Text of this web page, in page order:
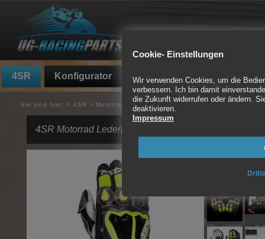
Cookie- Einstellungen
Wir verwenden Cookies, um die
verbessern. Ich bin damit
die Zukunft widerrufen oder ändern.
deaktivieren.
Impressum
4SR Konfigurator Fundgrube Auspuff
Sie sind hier: > 4SR > Motorradhandschuhe
4SR Motorrad Lederhandschuh Stingray Race Spec